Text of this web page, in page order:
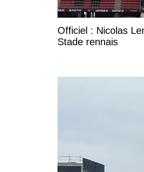
Officiel : Nicolas
Stade rennais